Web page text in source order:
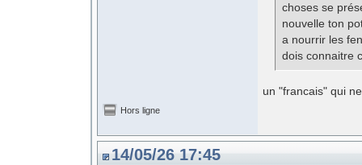
choses se
nouvelle ton
a nourrir les
dois connaitre
un "francais" qui
Hors ligne
14/05/26 17:45